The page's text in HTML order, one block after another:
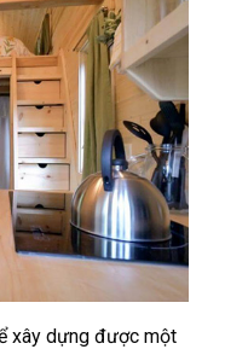
xây dựng được một